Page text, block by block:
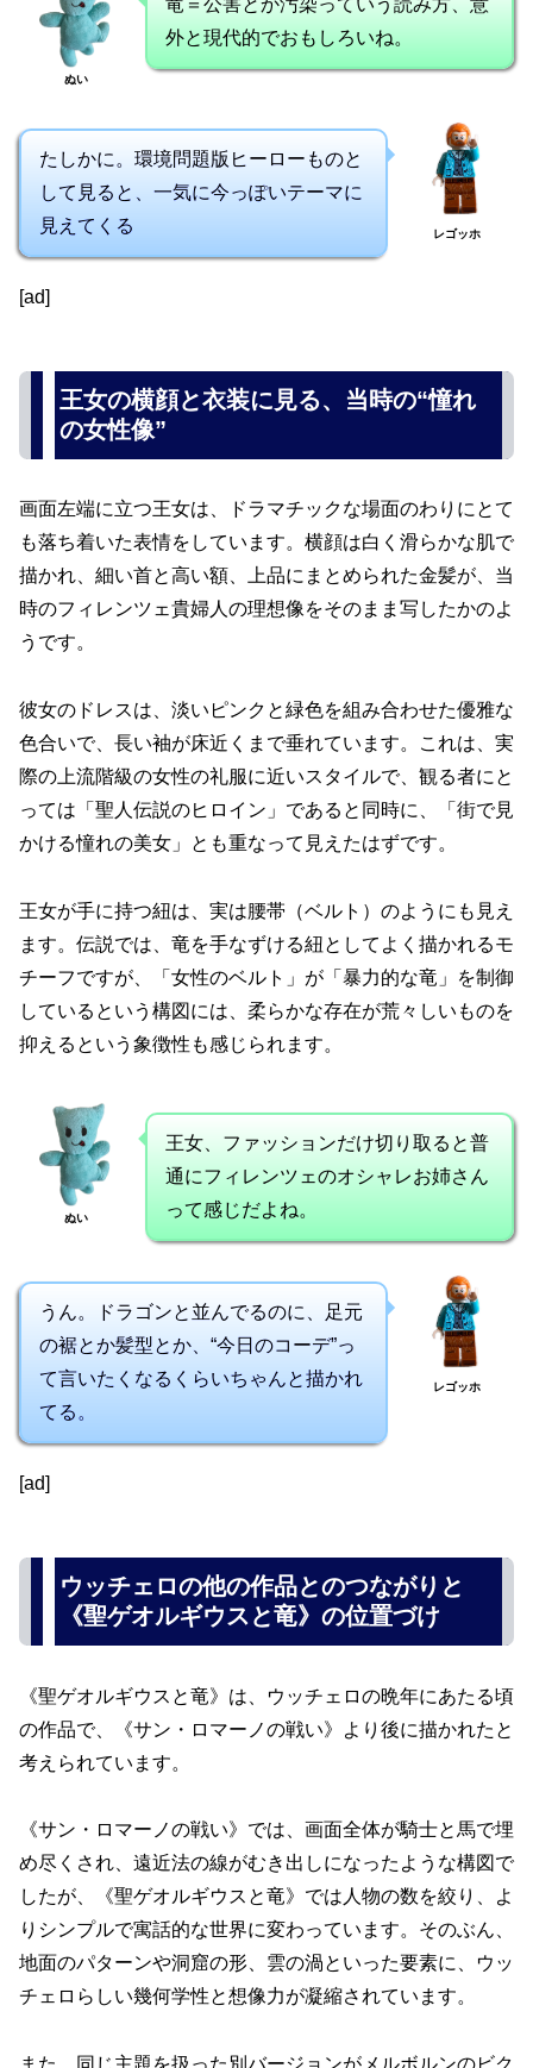
ぬい
外と現代的でおもしろいね。
たしかに。環境問題版ヒーローものと
して見ると、一気に今っぽいテーマに
見えてくる
レゴッホ
[ad]
王女の横顔と衣装に見る、当時の“憧れ
の女性像”
画面左端に立つ王女は、ドラマチックな場面のわりにとて
も落ち着いた表情をしています。横顔は白く滑らかな肌で
描かれ、細い首と高い額、上品にまとめられた金髪が、当
時のフィレンツェ貴婦人の理想像をそのまま写したかのよ
うです。
彼女のドレスは、淡いピンクと緑色を組み合わせた優雅な
色合いで、長い袖が床近くまで垂れています。これは、実
際の上流階級の女性の礼服に近いスタイルで、観る者にと
っては「聖人伝説のヒロイン」であると同時に、「街で見
かける憧れの美女」とも重なって見えたはずです。
王女が手に持つ紐は、実は腰帯（ベルト）のようにも見え
ます。伝説では、竜を手なずける紐としてよく描かれるモ
チーフですが、「女性のベルト」が「暴力的な竜」を制御
しているという構図には、柔らかな存在が荒々しいものを
抑えるという象徴性も感じられます。
ぬい
王女、ファッションだけ切り取ると普
通にフィレンツェのオシャレお姉さん
って感じだよね。
うん。ドラゴンと並んでるのに、足元
の裾とか髪型とか、“今日のコーデ”っ
て言いたくなるくらいちゃんと描かれ
てる。
レゴッホ
[ad]
ウッチェロの他の作品とのつながりと
《聖ゲオルギウスと竜》の位置づけ
《聖ゲオルギウスと竜》は、ウッチェロの晩年にあたる頃
の作品で、《サン・ロマーノの戦い》より後に描かれたと
考えられています。
《サン・ロマーノの戦い》では、画面全体が騎士と馬で埋
め尽くされ、遠近法の線がむき出しになったような構図で
したが、《聖ゲオルギウスと竜》では人物の数を絞り、よ
りシンプルで寓話的な世界に変わっています。そのぶん、
地面のパターンや洞窟の形、雲の渦といった要素に、ウッ
チェロらしい幾何学性と想像力が凝縮されています。